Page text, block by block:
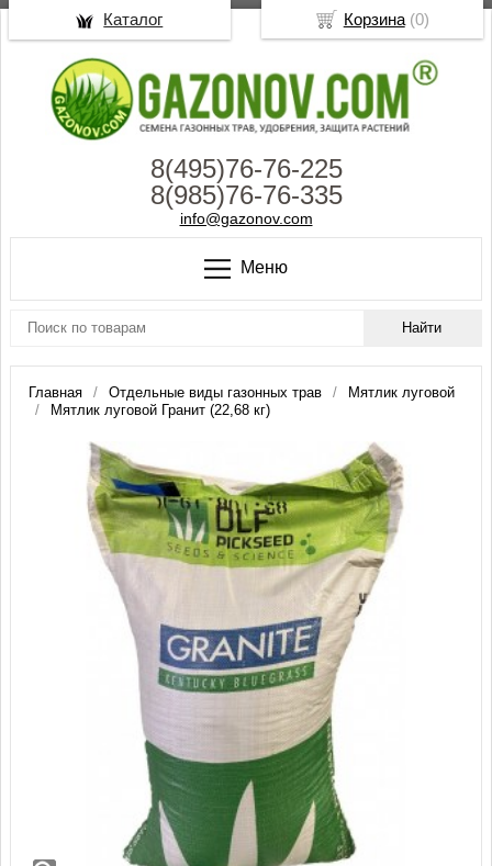
8(495)76-76-225
8(985)76-76-335
info@gazonov.com
Меню
Главная Отдельные виды газонных трав
Мятлик луговой
Мятлик луговой Гранит (22,68 кг)
Корзина(0)
Каталог